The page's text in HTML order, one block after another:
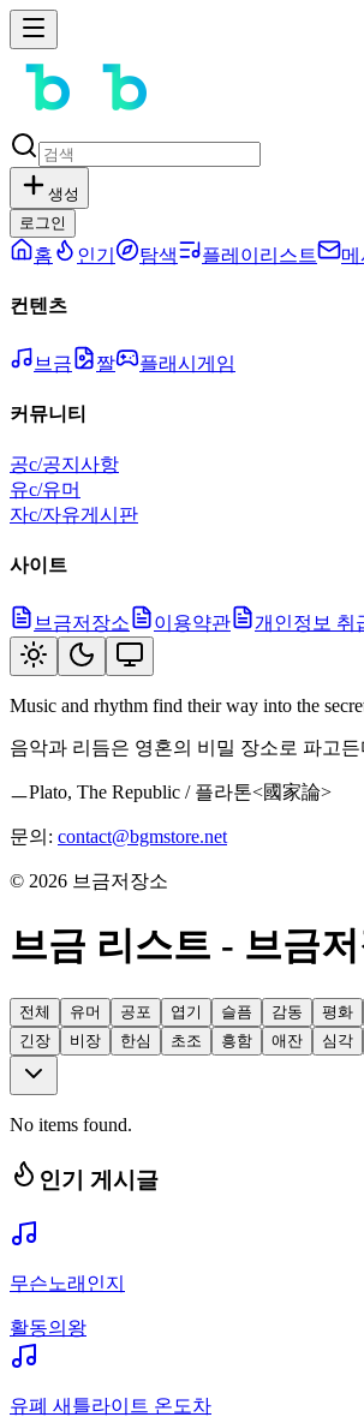
생성
로그인
홈 인기 탐색 플레이리스트
컨텐츠
브금 짤 플래시게임
커뮤니티
공c/공지사항
유c/유머
자c/자유게시판
사이트
브금저장소 이용약관 개인정보 취
Music and rhythm find their way into the
음악과 리듬은 영혼의 비밀 장소로 파고든
ㅡPlato, The Republic / 플라톤<國家論>
문의: contact@bgmstore.net
© 2026 브금저장소
브금 리스트 - 브금
전체 유머 공포 엽기 슬픔 감동 평화
긴장
비장 한심 초조 흥함 애잔 심각
No items found.
인기 게시글
무슨노래인지
활동의왕
유폐 새틀라이트 온도차